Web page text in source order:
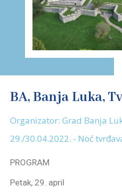
BA, Banja Luka,
Organizator: Grad Banja
29./30.04.2022. - Noć
PROGRAM
Petak, 29. april